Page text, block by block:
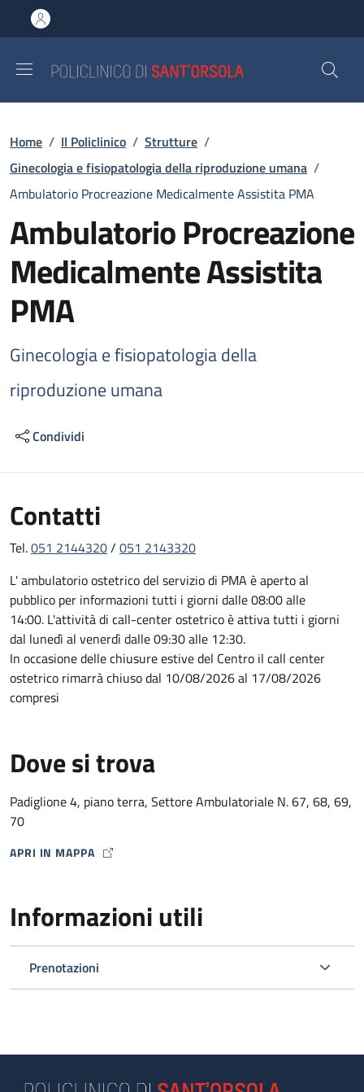
al contenuto principale
to footer content
Briciole di pane
Home / Il Policlinico / Strutture /
Ginecologia e fisiopatologia della riproduzione umana /
Ambulatorio Procreazione Medicalmente Assistita PMA
Ambulatorio Procreazione
Medicalmente Assistita
PMA
Ginecologia e fisiopatologia della
riproduzione umana
Condividi
Contatti
Tel.051 2144320/ 051 2143320
L' ambulatorio ostetrico del servizio di PMA è aperto al
pubblico per informazioni tutti i giorni dalle 08:00 alle
14:00. L'attività di call-center ostetrico è attiva tutti i giorni
dal lunedì al venerdì dalle 09:30 alle 12:30.
In occasione delle chiusure estive del Centro il call center
ostetrico rimarrà chiuso dal 10/08/2026 al 17/08/2026
compresi
Dove si trova
Padiglione 4, piano terra, Settore Ambulatoriale N. 67, 68, 69,
70
APRI IN MAPPA
MAP ICON
Informazioni utili
Prenotazioni